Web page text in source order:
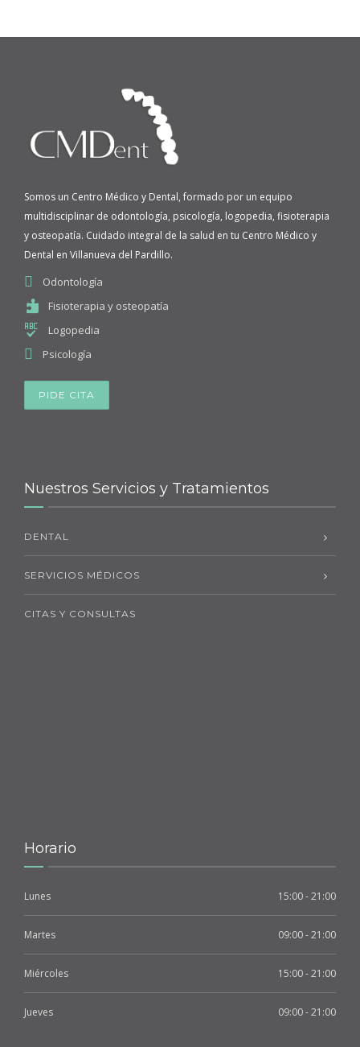
Somos un Centro Médico y Dental, formado por un equipo
multidisciplinar de odontología, psicología, logopedia, fisioterapia
y osteopatía. Cuidado integral de la salud en tu Centro Médico y
Dental en Villanueva del Pardillo.
Odontología
Fisioterapia y osteopatía
Logopedia
Psicología
PIDE CITA
Nuestros Servicios y Tratamientos
DENTAL
SERVICIOS MÉDICOS
CITAS Y CONSULTAS
Horario
Lunes 15:00 - 21:00
Martes 09:00 - 21:00
Miércoles 15:00 - 21:00
Jueves 09:00 - 21:00